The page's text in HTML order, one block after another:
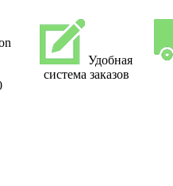
Удобная
система заказов